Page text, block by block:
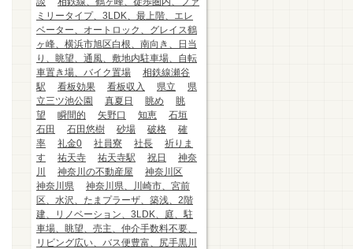
ミリータイプ、3LDK、最上階、エレ
ベーター、オートロック、グレイス鶴
ヶ峰、横浜市旭区白根、南向き、日当
り、眺望、通風、敷地内駐車場、自転
車置き場、バイク置場
相鉄線瀬谷
駅
看板効果 看板収入 県立
県
立三ツ池公園
真夏日 眺め
眺
望
瞬間的 矢野口 知恵
石垣
石田
石田悠樹 砂場 破格
確
率
礼金0 社員寮 社長
祈りま
す
祐天寺 祐天寺駅 祝日
神奈
川
神奈川の不動産屋
神奈川区
神奈川県
神奈川県、川崎市、宮前
区、水沢、たまプラーザ、築浅、2階
建、リノベーション、3LDK、庭、駐
車場、眺望、売主、仲介手数料不要、
リビング広い、バス便豊富、尻手黒川